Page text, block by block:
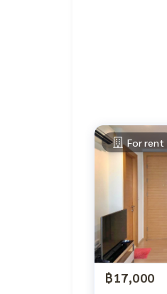
For rent
฿17,000